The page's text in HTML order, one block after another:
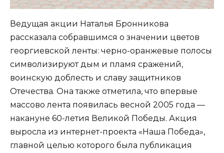
Ведущая акции Наталья Бронникова
рассказала собравшимся о значении цветов
георгиевской ленты: черно-оранжевые полосы
символизируют дым и пламя сражений,
воинскую доблесть и славу защитников
Отечества. Она также отметила, что впервые
массово лента появилась весной 2005 года —
накануне 60-летия Великой Победы. Акция
выросла из интернет-проекта «Наша Победа»,
главной целью которого была публикация